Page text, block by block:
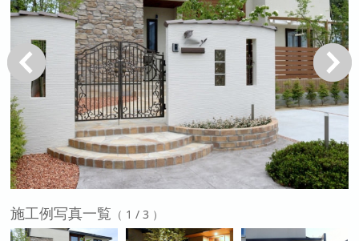
戻る 次へ
施工例写真一覧 （ 1 / 3 ）